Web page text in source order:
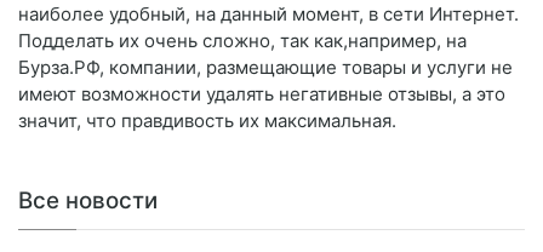
наиболее удобный, на данный момент, в сети Интернет.
Подделать их очень сложно, так как,например, на
Бурза.РФ, компании, размещающие товары и услуги не
имеют возможности удалять негативные отзывы, а это
значит, что правдивость их максимальная.
Все новости